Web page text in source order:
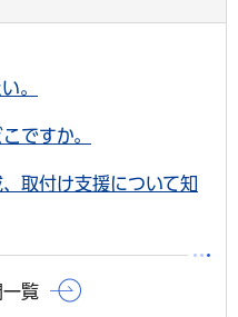
。
ですか。
取付け支援について知
一覧